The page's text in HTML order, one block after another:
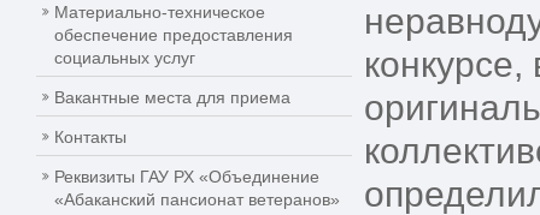
Материально-техническое
обеспечение предоставления
социальных услуг
Вакантные места для приема
Контакты
Реквизиты ГАУ РХ «Объединение
«Абаканский пансионат ветеранов»